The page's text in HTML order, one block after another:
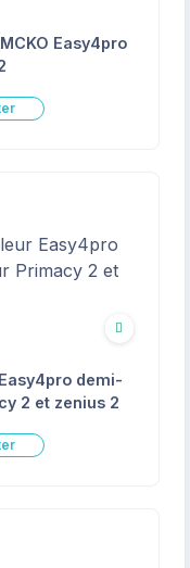
Easy4pro
Écologique
demi-
2 et zenius 2